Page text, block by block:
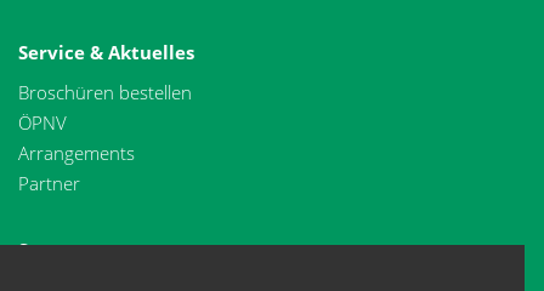
Service & Aktuelles
Broschüren bestellen
ÖPNV
Arrangements
Partner
Spessartwege